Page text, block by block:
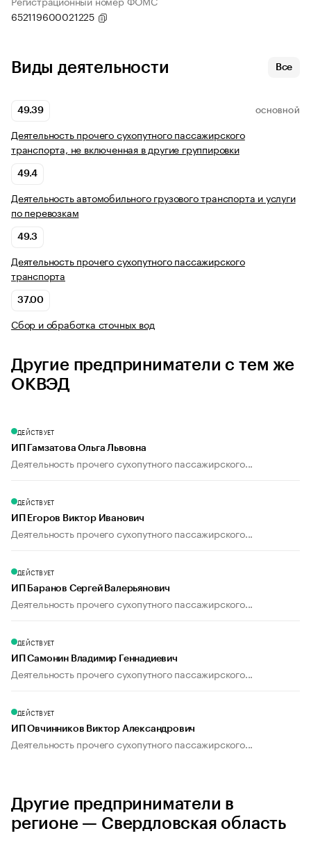
652119600021225
Виды деятельности Все
49.39 ОСНОВНОЙ
Деятельность прочего сухопутного пассажирского
транспорта, не включенная в другие группировки
49.4
Деятельность автомобильного грузового транспорта и услуги
по перевозкам
49.3
Деятельность прочего сухопутного пассажирского
транспорта
37.00
Сбор и обработка сточных вод
Другие предприниматели с тем же
ОКВЭД
ДЕЙСТВУЕТ
ИП Гамзатова Ольга Львовна
Деятельность прочего сухопутного пассажирского...
ДЕЙСТВУЕТ
ИП Егоров Виктор Иванович
Деятельность прочего сухопутного пассажирского...
ДЕЙСТВУЕТ
ИП Баранов Сергей Валерьянович
Деятельность прочего сухопутного пассажирского...
ДЕЙСТВУЕТ
ИП Самонин Владимир Геннадиевич
Деятельность прочего сухопутного пассажирского...
ДЕЙСТВУЕТ
ИП Овчинников Виктор Александрович
Деятельность прочего сухопутного пассажирского...
Другие предприниматели в
регионе — Свердловская область